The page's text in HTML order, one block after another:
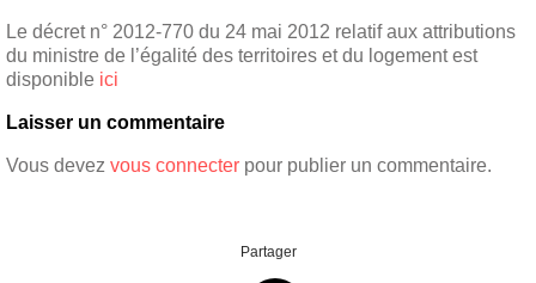
Le décret n° 2012-770 du 24 mai 2012 relatif aux attributions
du ministre de l’égalité des territoires et du logement est
disponible ici
Laisser un commentaire
Vous devez vous connecter pour publier un commentaire.
Partager